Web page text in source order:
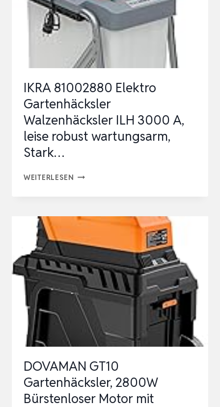
LEISTUNG,
MAX.
44MM
ASTSTÄ…
IKRA 81002880 Elektro
Gartenhäcksler
Walzenhäcksler ILH 3000 A,
leise robust wartungsarm,
Stark…
WEITERLESEN IKRA
GARTENHÄCKSLER
ILH
3000
A,
LEISE
ROBUST
WARTUNGSARM,
STARK…
DOVAMAN GT10
Gartenhäcksler, 2800W
Bürstenloser Motor mit